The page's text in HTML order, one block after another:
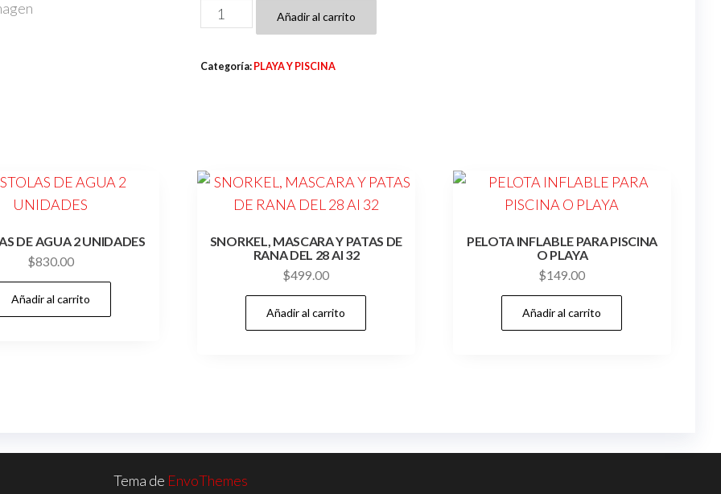
PISCINA
INFLABLE
cantidad
Añadir al carrito
Categoría: PLAYA Y PISCINA
DE AGUA 2 UNIDADES
$830.00
Añadir al carrito
SNORKEL, MASCARA Y PATAS DE
RANA DEL 28 Al 32
$499.00
Añadir al carrito
PELOTA INFLABLE PARA PISCINA
O PLAYA
$149.00
Añadir al carrito
Tema de EnvoThemes